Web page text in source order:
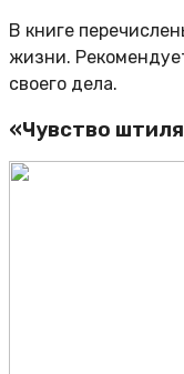
В книге
жизни.
своего дела.
«Чувство